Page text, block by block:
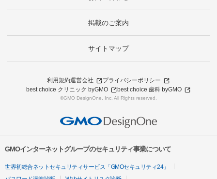
掲載のご案内
サイトマップ
利用規約運営会社
プライバシーポリシー
best choice クリニック byGMO
best choice 歯科 byGMO
©GMO DesignOne, Inc. All Rights reserved.
GMOインターネットグループのセキュリティ事業について
世界初総合ネットセキュリティサービス「GMOセキュリティ24」